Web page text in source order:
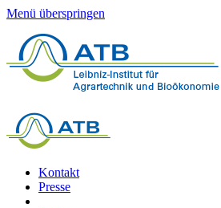
Menü überspringen
Kontakt
Presse